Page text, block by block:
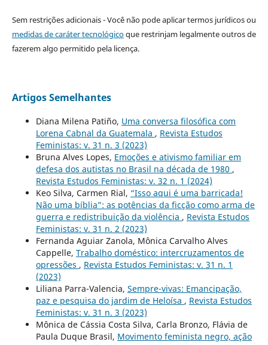
Sem restrições adicionais - Você não pode aplicar termos jurídicos ou
medidas de caráter tecnológicoque restrinjam legalmente outros de
fazerem algo permitido pela licença.
Artigos Semelhantes
Diana Milena Patiño, Uma conversa filosófica com
Lorena Cabnal da Guatemala , Revista Estudos
Feministas: v. 31 n. 3 (2023)
Bruna Alves Lopes, Emoções e ativismo familiar em
defesa dos autistas no Brasil na década de 1980 ,
Revista Estudos Feministas: v. 32 n. 1 (2024)
Keo Silva, Carmen Rial, “Isso aqui é uma barricada!
Não uma bíblia”: as potências da ficção como arma de
guerra e redistribuição da violência , Revista Estudos
Feministas: v. 31 n. 2 (2023)
Fernanda Aguiar Zanola, Mônica Carvalho Alves
Cappelle, Trabalho doméstico: intercruzamentos de
opressões , Revista Estudos Feministas: v. 31 n. 1
(2023)
Liliana Parra-Valencia, Sempre-vivas: Emancipação,
paz e pesquisa do jardim de Heloísa , Revista Estudos
Feministas: v. 31 n. 3 (2023)
Mônica de Cássia Costa Silva, Carla Bronzo, Flávia de
Paula Duque Brasil, Movimento feminista negro, ação